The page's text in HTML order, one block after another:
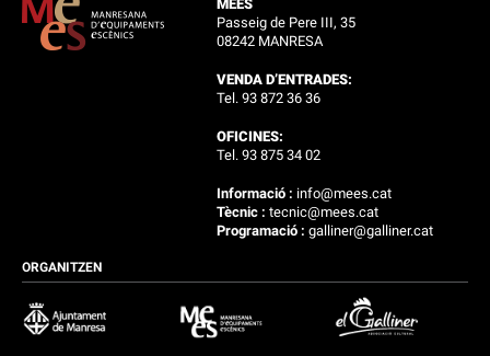
MEES
Passeig de Pere III, 35
08242 MANRESA
VENDA D’ENTRADES:
Tel. 93 872 36 36
OFICINES:
Tel. 93 875 34 02
Informació : info@mees.cat
Tècnic :tecnic@mees.cat
Programació :galliner@galliner.cat
ORGANITZEN